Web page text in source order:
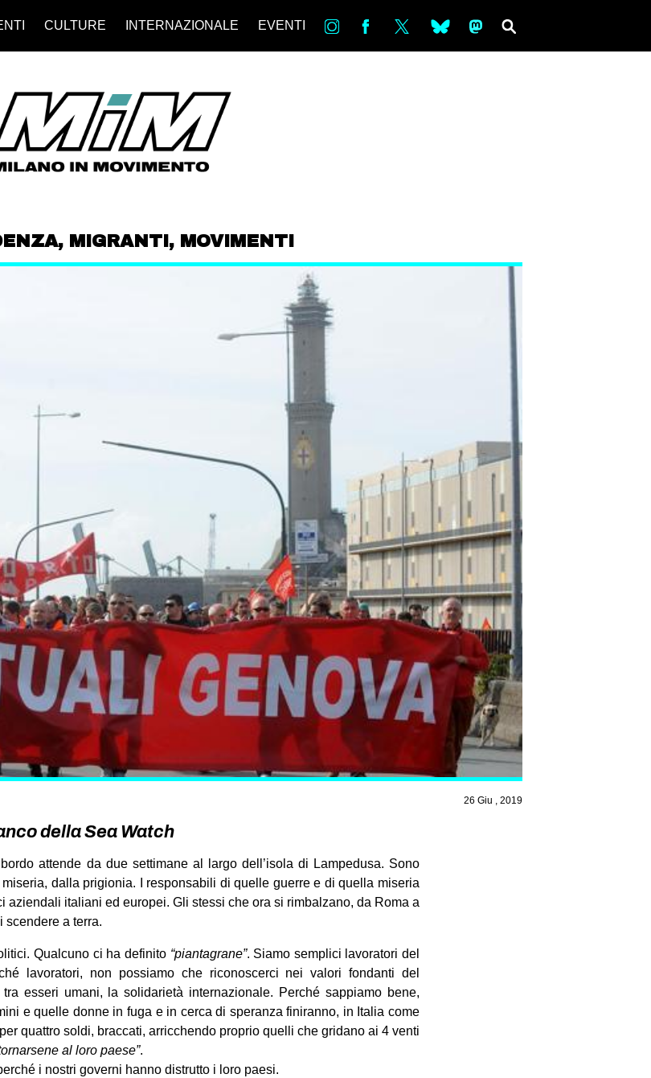
CULTURE INTERNAZIONALE EVENTI in bsky ms
, MIGRANTI , MOVIMENTI
26 Giu , 2019
della Sea Watch
attende da due settimane al largo dell’isola di Lampedusa. Sono
dalla prigionia. I responsabili di quelle guerre e di quella miseria
aziendali italiani ed europei. Gli stessi che ora si rimbalzano, da Roma a
scendere a terra.
Qualcuno ci ha definito “piantagrane”. Siamo semplici lavoratori del
lavoratori, non possiamo che riconoscerci nei valori fondanti del
esseri umani, la solidarietà internazionale. Perché sappiamo bene,
e quelle donne in fuga e in cerca di speranza finiranno, in Italia come
quattro soldi, braccati, arricchendo proprio quelli che gridano ai 4 venti
al loro paese”.
i nostri governi hanno distrutto i loro paesi.